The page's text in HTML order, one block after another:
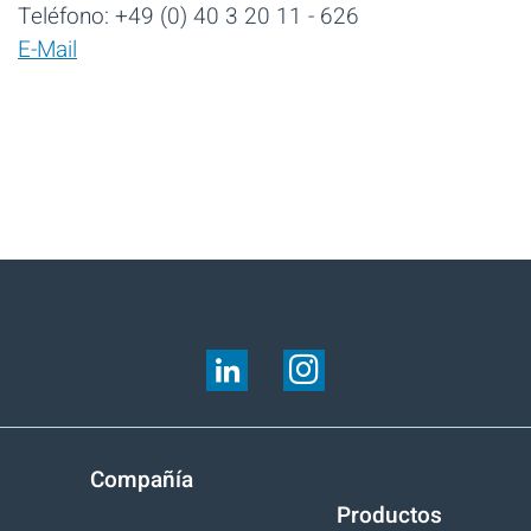
Teléfono: +49 (0) 40 3 20 11 - 626
E-Mail
Compañía
Productos